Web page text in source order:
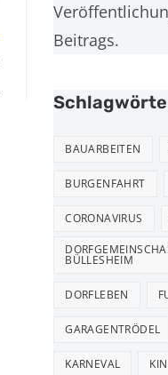
Beitrags.
BAUARBEITEN
BURGENFAHRT
CORONAVIRUS
BÜLLESHEIM
DORFLEBEN
GARAGENTRÖDEL
KARNEVAL